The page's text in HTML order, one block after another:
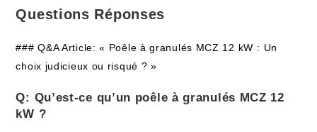
Questions Réponses
### Q&A Article: « Poêle à granulés MCZ 12 kW ​:⁤ Un
‌choix​ judicieux ou risqué ? »
Q: Qu’est-ce qu’un poêle ​à granulés MCZ​ 12⁤
kW ?